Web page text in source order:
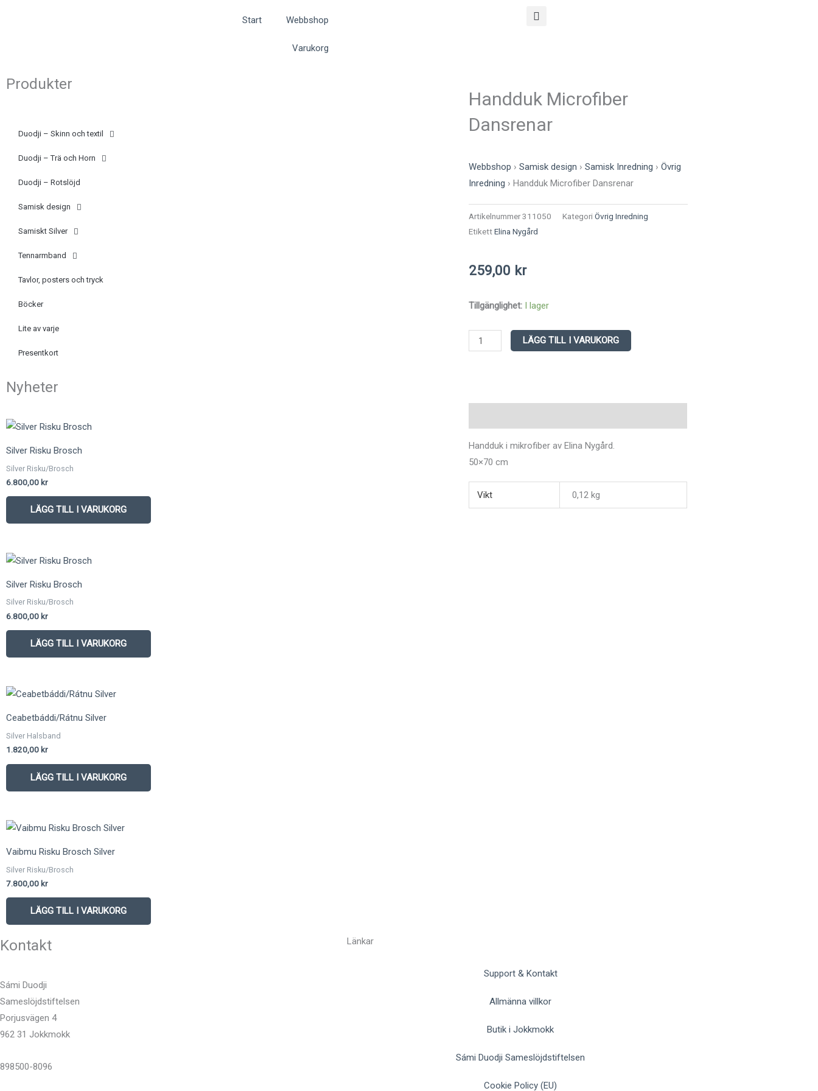
Start Webbshop
Varukorg
Produkter
Duodji – Skinn och textil
Duodji – Trä och Horn
Duodji – Rotslöjd
Samisk design
Samiskt Silver
Tennarmband
Tavlor, posters och tryck
Böcker
Lite av varje
Presentkort
Nyheter
Silver Risku Brosch
Silver Risku/Brosch
6.800,00 kr
LÄGG TILL I VARUKORG
Silver Risku Brosch
Silver Risku/Brosch
6.800,00 kr
LÄGG TILL I VARUKORG
Ceabetbáddi/Rátnu Silver
Silver Halsband
1.820,00 kr
LÄGG TILL I VARUKORG
Vaibmu Risku Brosch Silver
Silver Risku/Brosch
7.800,00 kr
LÄGG TILL I VARUKORG
Handduk Microfiber
Dansrenar
Webbshop › Samisk design › Samisk Inredning › Övrig
Inredning › Handduk Microfiber Dansrenar
Artikelnummer311050 KategoriÖvrig Inredning
EtikettElina Nygård
259,00 kr
Tillgänglighet: I lager
Handduk
Dansrenar
mängd
LÄGG TILL I VARUKORG
Handduk i mikrofiber av Elina Nygård.
50×70 cm
Vikt 0,12 kg
Kontakt
Sámi Duodji
Sameslöjdstiftelsen
Porjusvägen 4
962 31 Jokkmokk
898500-8096
Länkar
Support & Kontakt
Allmänna villkor
Butik i Jokkmokk
Sámi Duodji Sameslöjdstiftelsen
Cookie Policy (EU)